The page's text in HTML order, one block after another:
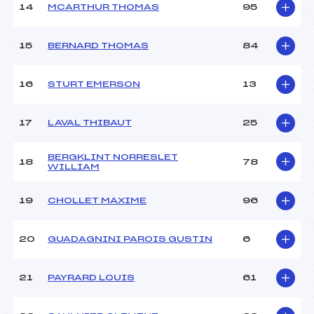
Ouvreurs E :
Pénalité appliquée :
14 MCARTHUR THOMAS 95
15 BERNARD THOMAS 84
16 STURT EMERSON 13
17 LAVAL THIBAUT 25
18
BERGKLINT NORRESLET
WILLIAM
78
19 CHOLLET MAXIME 96
20 GUADAGNINI PAROIS GUSTIN 6
21 PAYRARD LOUIS 61